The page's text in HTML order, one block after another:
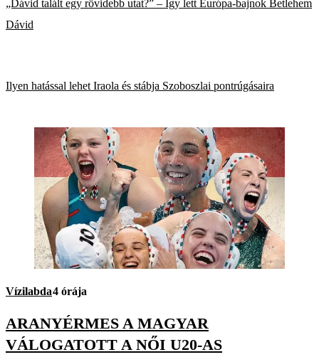
„Dávid talált egy rövidebb utat?” – Így lett Európa-bajnok Betlehem
Dávid
Ilyen hatással lehet Iraola és stábja Szoboszlai pontrúgásaira
Vízilabda4 órája
ARANYÉRMES A MAGYAR
VÁLOGATOTT A NŐI U20-AS